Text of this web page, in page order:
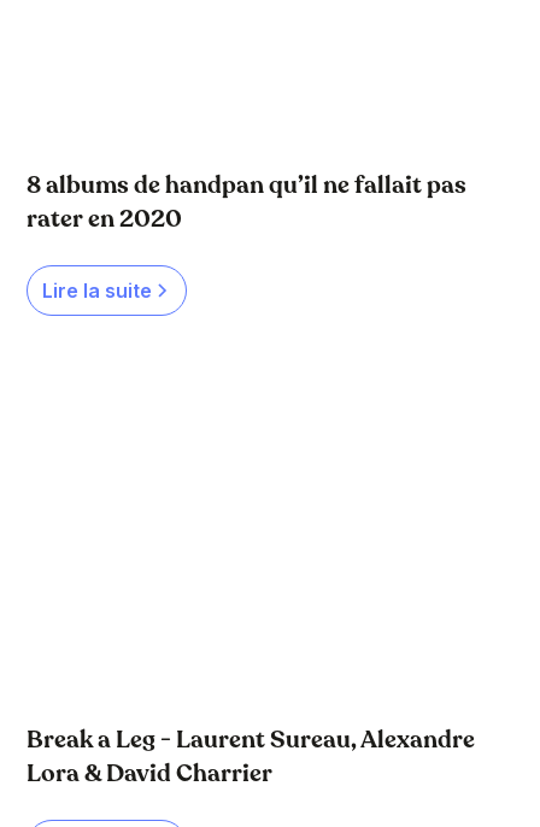
8 albums de handpan qu’il ne fallait pas
rater en 2020
Lire la suite
Break a Leg - Laurent Sureau, Alexandre
Lora & David Charrier